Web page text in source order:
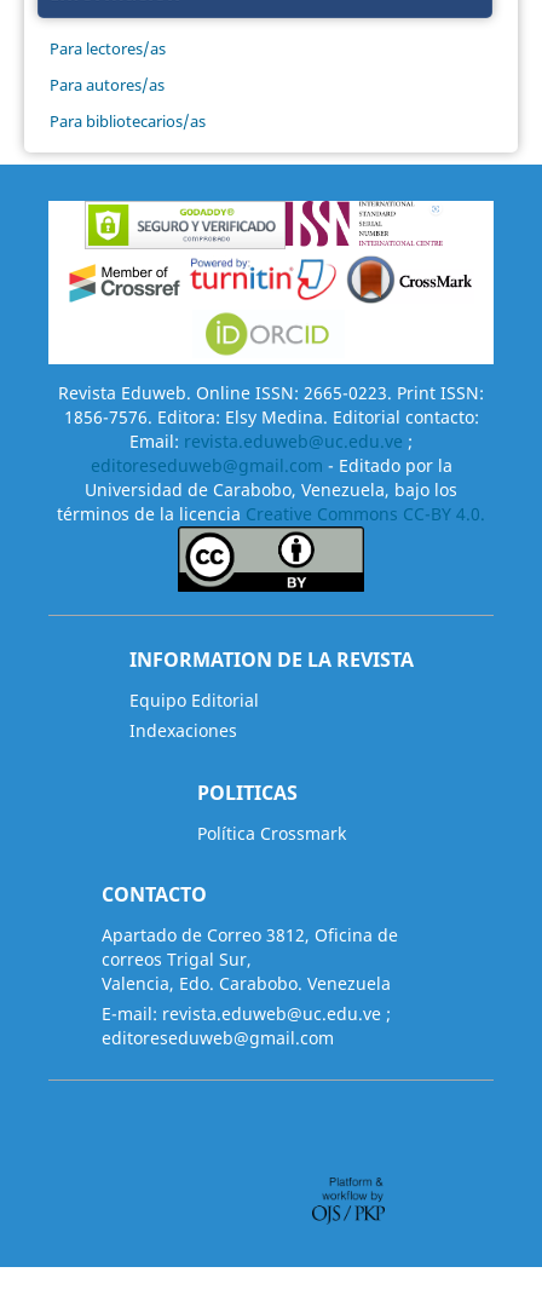
Para lectores/as
Para autores/as
Para bibliotecarios/as
Revista Eduweb. Online ISSN: 2665-0223. Print ISSN:
1856-7576. Editora: Elsy Medina. Editorial contacto:
Email: revista.eduweb@uc.edu.ve ;
editoreseduweb@gmail.com - Editado por la
Universidad de Carabobo, Venezuela, bajo los
términos de la licencia Creative Commons CC-BY 4.0.
INFORMATION DE LA REVISTA
Equipo Editorial
Indexaciones
POLITICAS
Política Crossmark
CONTACTO
Apartado de Correo 3812, Oficina de
correos Trigal Sur,
Valencia, Edo. Carabobo. Venezuela
E-mail: revista.eduweb@uc.edu.ve ;
editoreseduweb@gmail.com